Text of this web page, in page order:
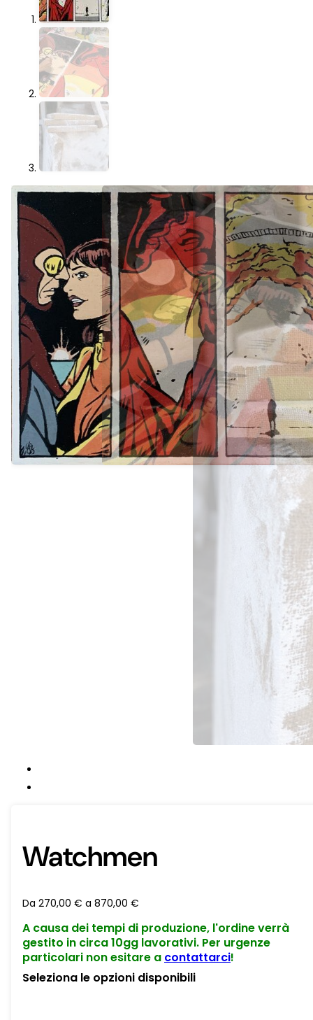
Watchmen
Da 270,00 € a 870,00 €
A causa dei tempi di produzione, l'ordine verrà
gestito in circa 10gg lavorativi. Per urgenze
particolari non esitare a contattarci!
Seleziona le opzioni disponibili